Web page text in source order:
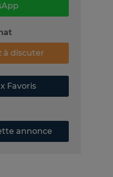
à discuter
Favoris
annonce